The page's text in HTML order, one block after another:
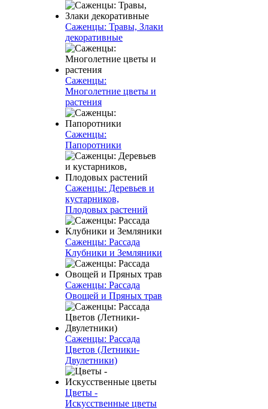
Саженцы: Травы, Злаки
декоративные
Саженцы:
Многолетние цветы и
растения
Саженцы:
Папоротники
Саженцы: Деревьев и
кустарников,
Плодовых растений
Саженцы: Рассада
Клубники и Земляники
Саженцы: Рассада
Овощей и Пряных трав
Саженцы: Рассада
Цветов (Летники-
Двулетники)
Цветы -
Искусственные цветы